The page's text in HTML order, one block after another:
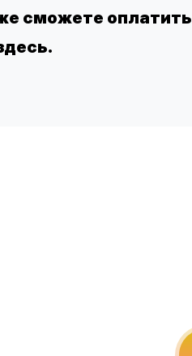
сможете оплатить
.